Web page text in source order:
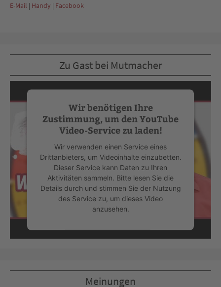
E-Mail | Handy | Facebook
Zu Gast bei Mutmacher
Wir benötigen Ihre
Zustimmung, um den YouTube
Video-Service zu laden!
Wir verwenden einen Service eines
Drittanbieters, um Videoinhalte einzubetten.
Dieser Service kann Daten zu Ihren
Aktivitäten sammeln. Bitte lesen Sie die
Details durch und stimmen Sie der Nutzung
des Service zu, um dieses Video
anzusehen.
Mehr Informationen
powered byUsercentrics Consent
Meinungen